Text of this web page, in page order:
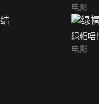
电影
绿帽唔
电影